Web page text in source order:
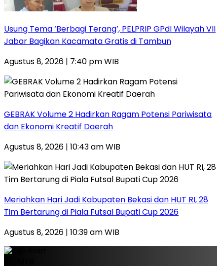
‎Usung Tema ‘Berbagi Terang’, PELPRIP GPdI Wilayah VII
Jabar Bagikan Kacamata Gratis di Tambun
Agustus 8, 2026 | 7:40 pm WIB
GEBRAK Volume 2 Hadirkan Ragam Potensi Pariwisata
dan Ekonomi Kreatif Daerah
Agustus 8, 2026 | 10:43 am WIB
Meriahkan Hari Jadi Kabupaten Bekasi dan HUT RI, 28
Tim Bertarung di Piala Futsal Bupati Cup 2026
Agustus 8, 2026 | 10:39 am WIB